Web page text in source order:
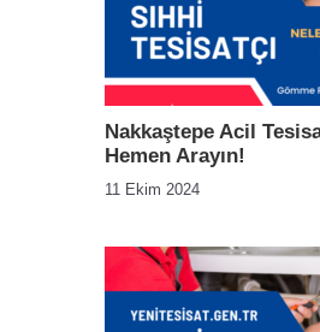
Nakkaştepe Acil
Hemen Arayın!
11 Ekim 2024